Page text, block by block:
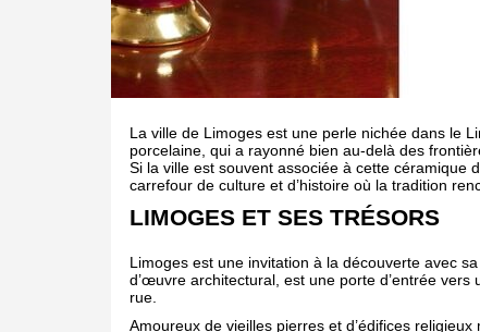
La ville de Limoges est une perle nichée dans le
porcelaine, qui a rayonné bien au-delà des
Si la ville est souvent associée à cette céramique
carrefour de culture et d’histoire où la tradition
LIMOGES ET SES TRÉSORS
Limoges est une invitation à la découverte avec
d’œuvre architectural, est une porte d’entrée
rue.
Amoureux de vieilles pierres et d’édifices